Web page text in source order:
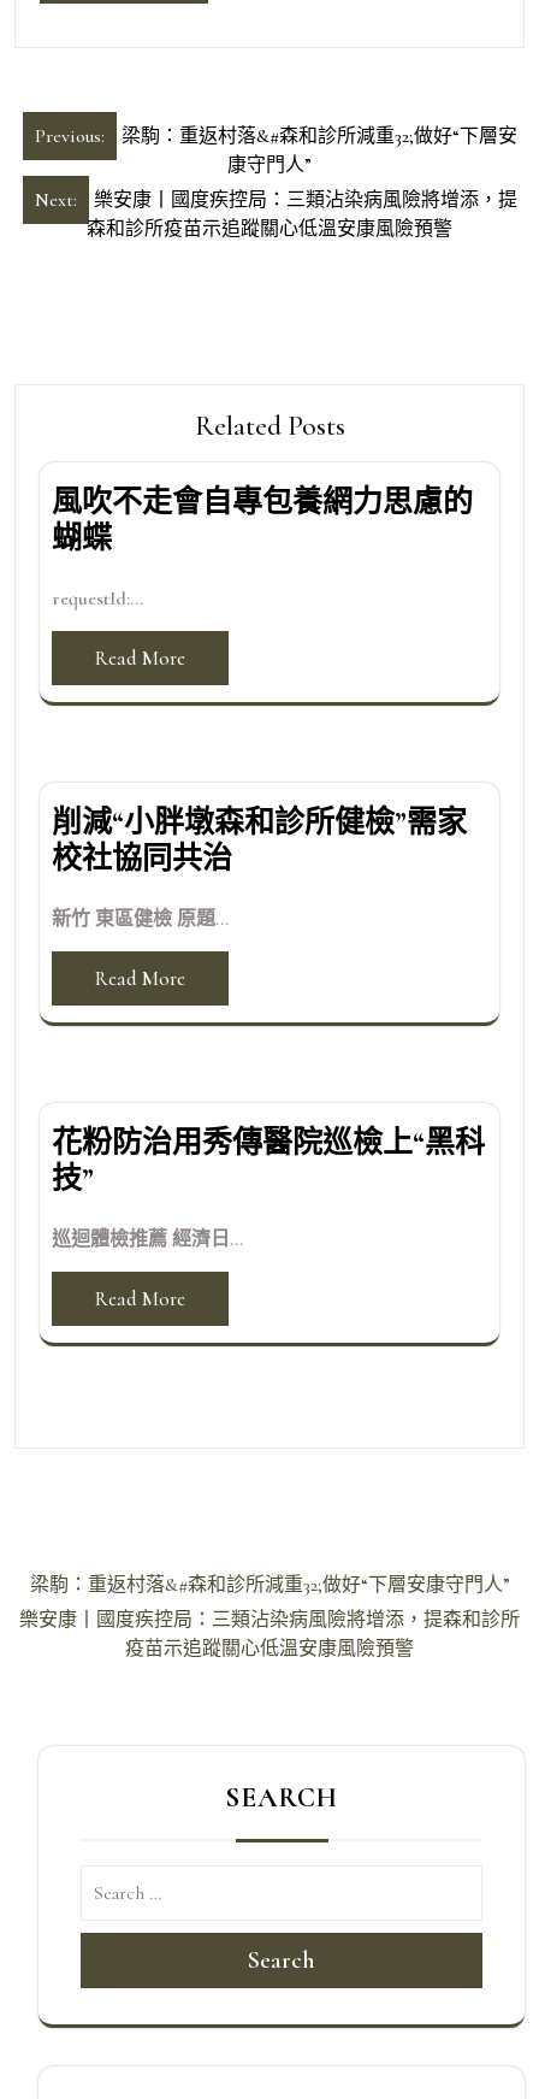
文
章
導
Previous:
梁駒：重返村落&#森和診所減重32;做好“下層安
康守門人”
Next:
樂安康丨國度疾控局：三類沾染病風險將增添，提
森和診所疫苗示追蹤關心低溫安康風險預警
Related Posts
風吹不走會自專包養網力思慮的
蝴蝶
requestId:...
Read More
削減“小胖墩森和診所健檢”需家
校社協同共治
新竹 東區健檢 原題...
Read More
花粉防治用秀傳醫院巡檢上“黑科
技”
巡迴體檢推薦 經濟日...
Read More
文
章
梁駒：重返村落&#森和診所減重32;做好“下層安康守門人”
樂安康丨國度疾控局：三類沾染病風險將增添，提森和診所
疫苗示追蹤關心低溫安康風險預警
SEARCH
Search